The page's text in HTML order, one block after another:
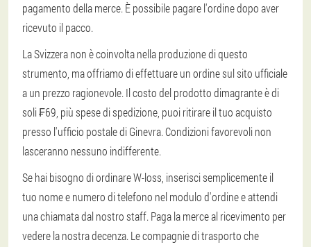
pagamento della merce. È possibile pagare l'ordine dopo aver
ricevuto il pacco.
La Svizzera non è coinvolta nella produzione di questo
strumento, ma offriamo di effettuare un ordine sul sito ufficiale
a un prezzo ragionevole. Il costo del prodotto dimagrante è di
soli ₣69, più spese di spedizione, puoi ritirare il tuo acquisto
presso l'ufficio postale di Ginevra. Condizioni favorevoli non
lasceranno nessuno indifferente.
Se hai bisogno di ordinare W-loss, inserisci semplicemente il
tuo nome e numero di telefono nel modulo d'ordine e attendi
una chiamata dal nostro staff. Paga la merce al ricevimento per
vedere la nostra decenza. Le compagnie di trasporto che